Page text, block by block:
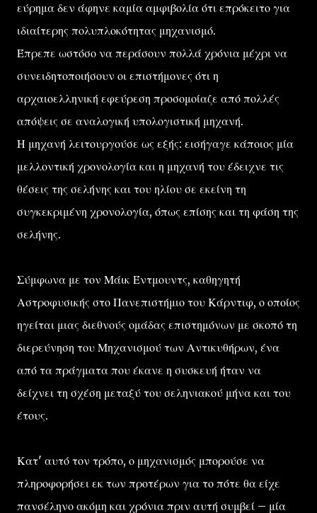
εύρημα δεν άφηνε καμία αμφιβολία ότι επρόκειτο για
ιδιαίτερης πολυπλοκότητας μηχανισμό.
Έπρεπε ωστόσο να περάσουν πολλά χρόνια μέχρι να
συνειδητοποιήσουν οι επιστήμονες ότι η
αρχαιοελληνική εφεύρεση προσομοίαζε από πολλές
απόψεις σε αναλογική υπολογιστική μηχανή.
Η μηχανή λειτουργούσε ως εξής: εισήγαγε κάποιος μία
μελλοντική χρονολογία και η μηχανή του έδειχνε τις
θέσεις της σελήνης και του ηλίου σε εκείνη τη
συγκεκριμένη χρονολογία, όπως επίσης και τη φάση της
σελήνης.
Σύμφωνα με τον Μάικ Έντμουντς, καθηγητή
Αστροφυσικής στο Πανεπιστήμιο του Κάρντιφ, ο οποίος
ηγείται μιας διεθνούς ομάδας επιστημόνων με σκοπό τη
διερεύνηση του Μηχανισμού των Αντικυθήρων, ένα
από τα πράγματα που έκανε η συσκευή ήταν να
δείχνει τη σχέση μεταξύ του σεληνιακού μήνα και του
έτους.
Κατ' αυτό τον τρόπο, ο μηχανισμός μπορούσε να
πληροφορήσει εκ των προτέρων για το πότε θα είχε
πανσέληνο ακόμη και χρόνια πριν αυτή συμβεί – μία